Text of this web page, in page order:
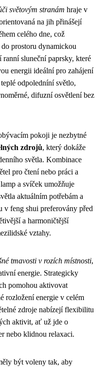
světovým stranám hraje v
na jih přinášejí
celého dne, což
prostoru dynamickou
sluneční paprsky, které
energii ideální pro zahájení
odpoledníní světlo,
difuzní osvětlení bez
pokoji je nezbytné
zdrojů, který dokáže
světla. Kombinace
pro čtení nebo práci a
a svíček umožňuje
aktuálním potřebám a
v feng shui preferovány před
a harmoničtější
vztahy.
tmavosti v rozích místnosti,
energie. Strategicky
pomohou aktivovat
rozložení energie v celém
zdroje nabízejí flexibilitu
aktivit, ať už jde o
nebo klidnou relaxaci.
být voleny tak, aby